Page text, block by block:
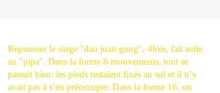
Repousser le singe "dao juan gong", 4fois, fait suite
au "pipa". Dans la forme 8 mouvements, tout se
passait bien: les pieds restaient fixés au sol et il n’y
avait pas à s’en préoccuper. Dans la forme 16, on